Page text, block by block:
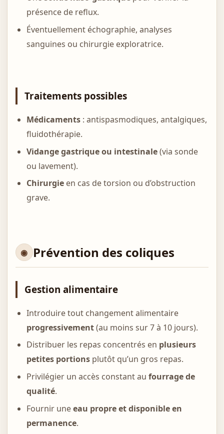
présence de reflux.
Éventuellement échographie, analyses
sanguines ou chirurgie exploratrice.
Traitements possibles
Médicaments: antispasmodiques, antalgiques,
fluidothérapie.
Vidange gastrique ou intestinale(via sonde
ou lavement).
Chirurgieen cas de torsion ou d’obstruction
grave.
Prévention des coliques
Gestion alimentaire
Introduire tout changement alimentaire
progressivement(au moins sur 7 à 10 jours).
Distribuer les repas concentrés en plusieurs
petites portionsplutôt qu’un gros repas.
Privilégier un accès constant au fourrage de
qualité.
Fournir uneeau propre et disponible en
permanence.